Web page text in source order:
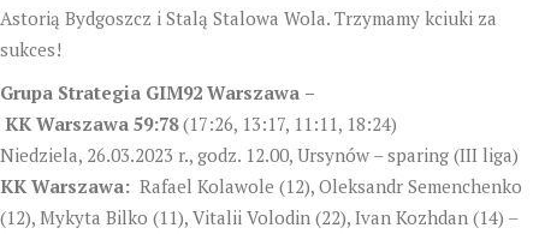
Astorią Bydgoszcz i Stalą Stalowa Wola. Trzymamy kciuki za
sukces!
Grupa Strategia GIM92 Warszawa –
KK Warszawa 59:78(17:26, 13:17, 11:11, 18:24)
Niedziela, 26.03.2023 r., godz. 12.00, Ursynów – sparing (III liga)
KK Warszawa: Rafael Kolawole (12), Oleksandr Semenchenko
(12), Mykyta Bilko (11), Vitalii Volodin (22), Ivan Kozhdan (14) –